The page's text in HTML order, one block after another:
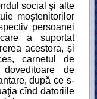
social şi alte
moştenitorilor
persoanei
a suportat
acestora, și
carnetul de
de
după ce s-
cînd datoriile